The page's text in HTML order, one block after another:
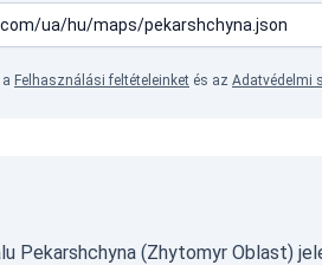
Felhasználási feltételeinket és az Adatvédelmi
Pekarshchyna (Zhytomyr Oblast)